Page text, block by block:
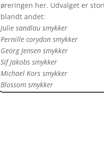
øreringen her. Udvalget er
blandt andet:
Julie sandlau smykker
Pernille corydon smykker
Georg Jensen smykker
Sif Jakobs smykker
Michael Kors smykker
Blossom smykker